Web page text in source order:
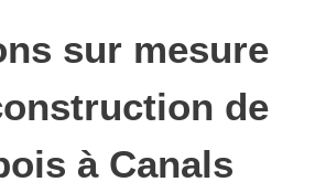
sur mesure
de
à Canals